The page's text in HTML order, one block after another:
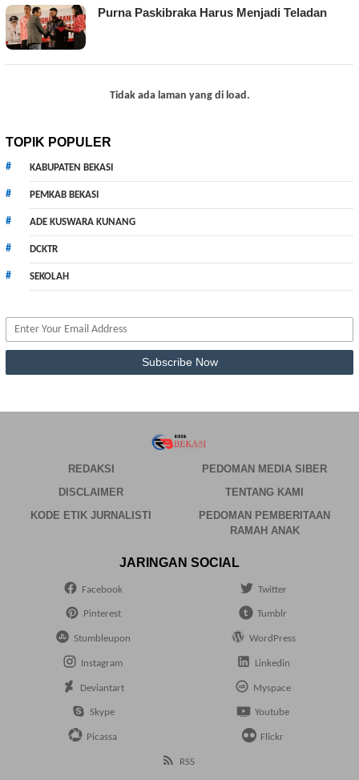
Purna Paskibraka Harus Menjadi Teladan
Tidak ada laman yang di load.
TOPIK POPULER
KABUPATEN BEKASI
PEMKAB BEKASI
ADE KUSWARA KUNANG
DCKTR
SEKOLAH
REDAKSI
PEDOMAN MEDIA SIBER
DISCLAIMER
TENTANG KAMI
KODE ETIK JURNALISTI
PEDOMAN PEMBERITAAN
RAMAH ANAK
JARINGAN SOCIAL
Facebook Twitter
Pinterest Tumblr
Stumbleupon WordPress
Instagram Linkedin
Deviantart Myspace
Skype Youtube
Picassa Flickr
RSS